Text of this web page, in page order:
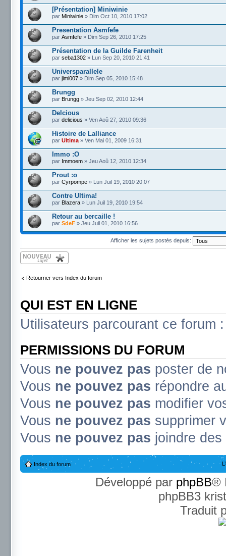
[Présentation] Miniwinie
par Miniwinie » Dim Oct 10, 2010 17:02
Presentation Asmfefe
par Asmfefe » Dim Sep 26, 2010 17:25
Présentation de la Guilde Farenheit
par seba1302 » Lun Sep 20, 2010 21:41
Universparallele
par jimi007 » Dim Sep 05, 2010 15:48
Brungg
par Brungg » Jeu Sep 02, 2010 12:44
Delcious
par delicious » Ven Aoû 27, 2010 09:36
Histoire de Lalliance
par Ultima » Ven Mai 01, 2009 16:31
Immo :O
par Immoem » Jeu Aoû 12, 2010 12:34
Prout :o
par Cyrpompe » Lun Juil 19, 2010 20:07
Contre Ultima!
par Blazera » Lun Juil 19, 2010 19:54
Retour au bercaille !
par SdeF » Jeu Juil 01, 2010 16:56
Afficher les sujets postés depuis:
Écrire un nouveau
sujet
Retourner vers Index du forum
QUI EST EN LIGNE
Utilisateurs parcourant ce forum
PERMISSIONS DU FORUM
Vous ne pouvez pas poster de
Vous ne pouvez pas répondre
Vous ne pouvez pas modifier
Vous ne pouvez pas supprimer
Vous ne pouvez pas joindre
Index du forum
Développé par phpBB®
phpBB3
Traduit